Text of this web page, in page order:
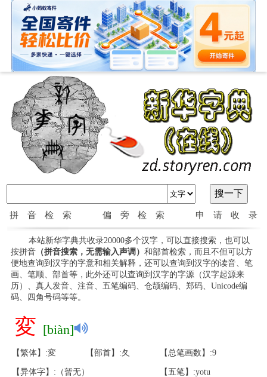
拼音检索 偏旁检索 申请收录
本站新华字典共收录20000多个汉字，可以直接搜索，也可以
按拼音（拼音搜索，无需输入声调） 和部首检索，而且不但可以方
便地查询到汉字的字意和相关解释，还可以查询到汉字的读音、笔
画、笔顺、部首等，此外还可以查询到汉字的字源（汉字起源来
历）、真人发音、注音、五笔编码、仓颉编码、郑码、Unicode编
码、四角号码等等。
変 [biàn]
【繁体】:変 【部首】:夂 【总笔画数】:9
【异体字】:（暂无） 【五笔】:yotu